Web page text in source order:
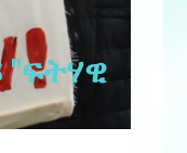
"ፍትሃዊ